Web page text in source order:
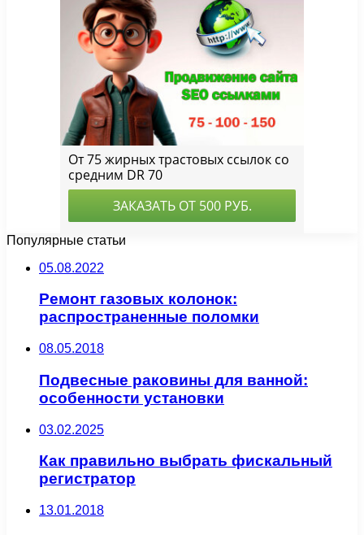
Популярные статьи
05.08.2022
Ремонт газовых колонок:
распространенные поломки
08.05.2018
Подвесные раковины для ванной:
особенности установки
03.02.2025
Как правильно выбрать фискальный
регистратор
13.01.2018